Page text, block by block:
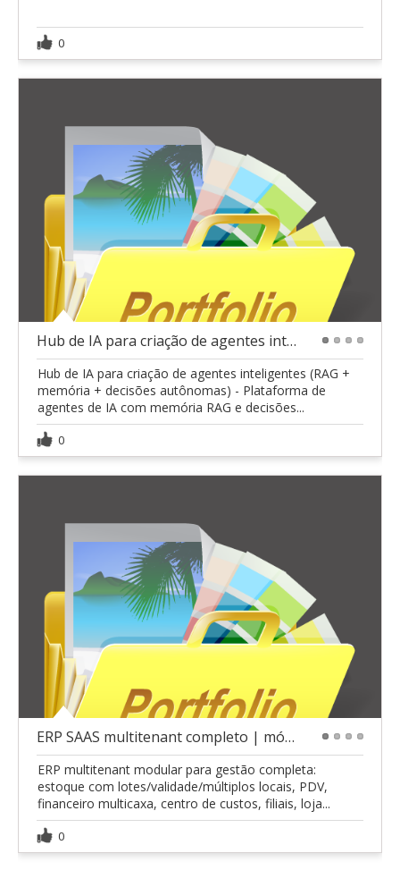
0
Hub de IA para criação de agentes inteligentes
Hub de IA para criação de agentes inteligentes (RAG +
memória + decisões autônomas) - Plataforma de
agentes de IA com memória RAG e decisões...
0
ERP SAAS multitenant completo | módulos ativáveis
ERP multitenant modular para gestão completa:
estoque com lotes/validade/múltiplos locais, PDV,
financeiro multicaxa, centro de custos, filiais, loja...
0